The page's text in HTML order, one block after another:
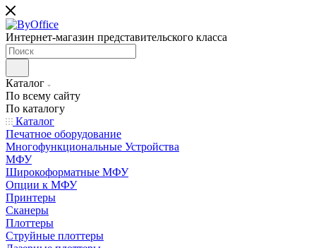
Интернет-магазин представительского класса
Каталог
По всему сайту
По каталогу
Каталог
Печатное оборудование
Многофункциональные Устройства
МФУ
Широкоформатные МФУ
Опции к МФУ
Принтеры
Сканеры
Плоттеры
Струйные плоттеры